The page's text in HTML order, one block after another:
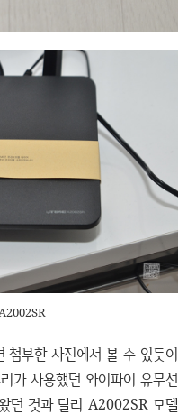
첨부한 사진에서 볼 수 있듯이
가 사용했던 와이파이 유무선
던 것과 달리 A2002SR 모델